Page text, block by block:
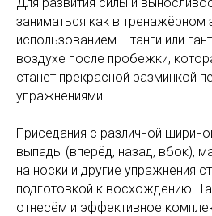
заниматься как в тренажёрном
использованием штанги или
воздухе после пробежки,
станет прекрасной разминкой
упражнениями.
Приседания с различной
выпады (вперёд, назад, вбок),
на носки и другие упражнения
подготовкой к восхождению.
отнесём и эффективное